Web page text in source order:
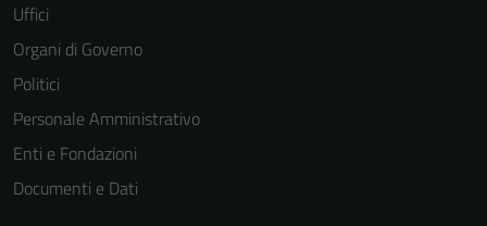
Uffici
Organi di Governo
Politici
Personale Amministrativo
Enti e Fondazioni
Documenti e Dati